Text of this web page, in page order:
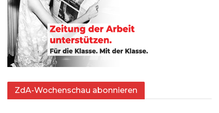
ZdA-Wochenschau abonnieren